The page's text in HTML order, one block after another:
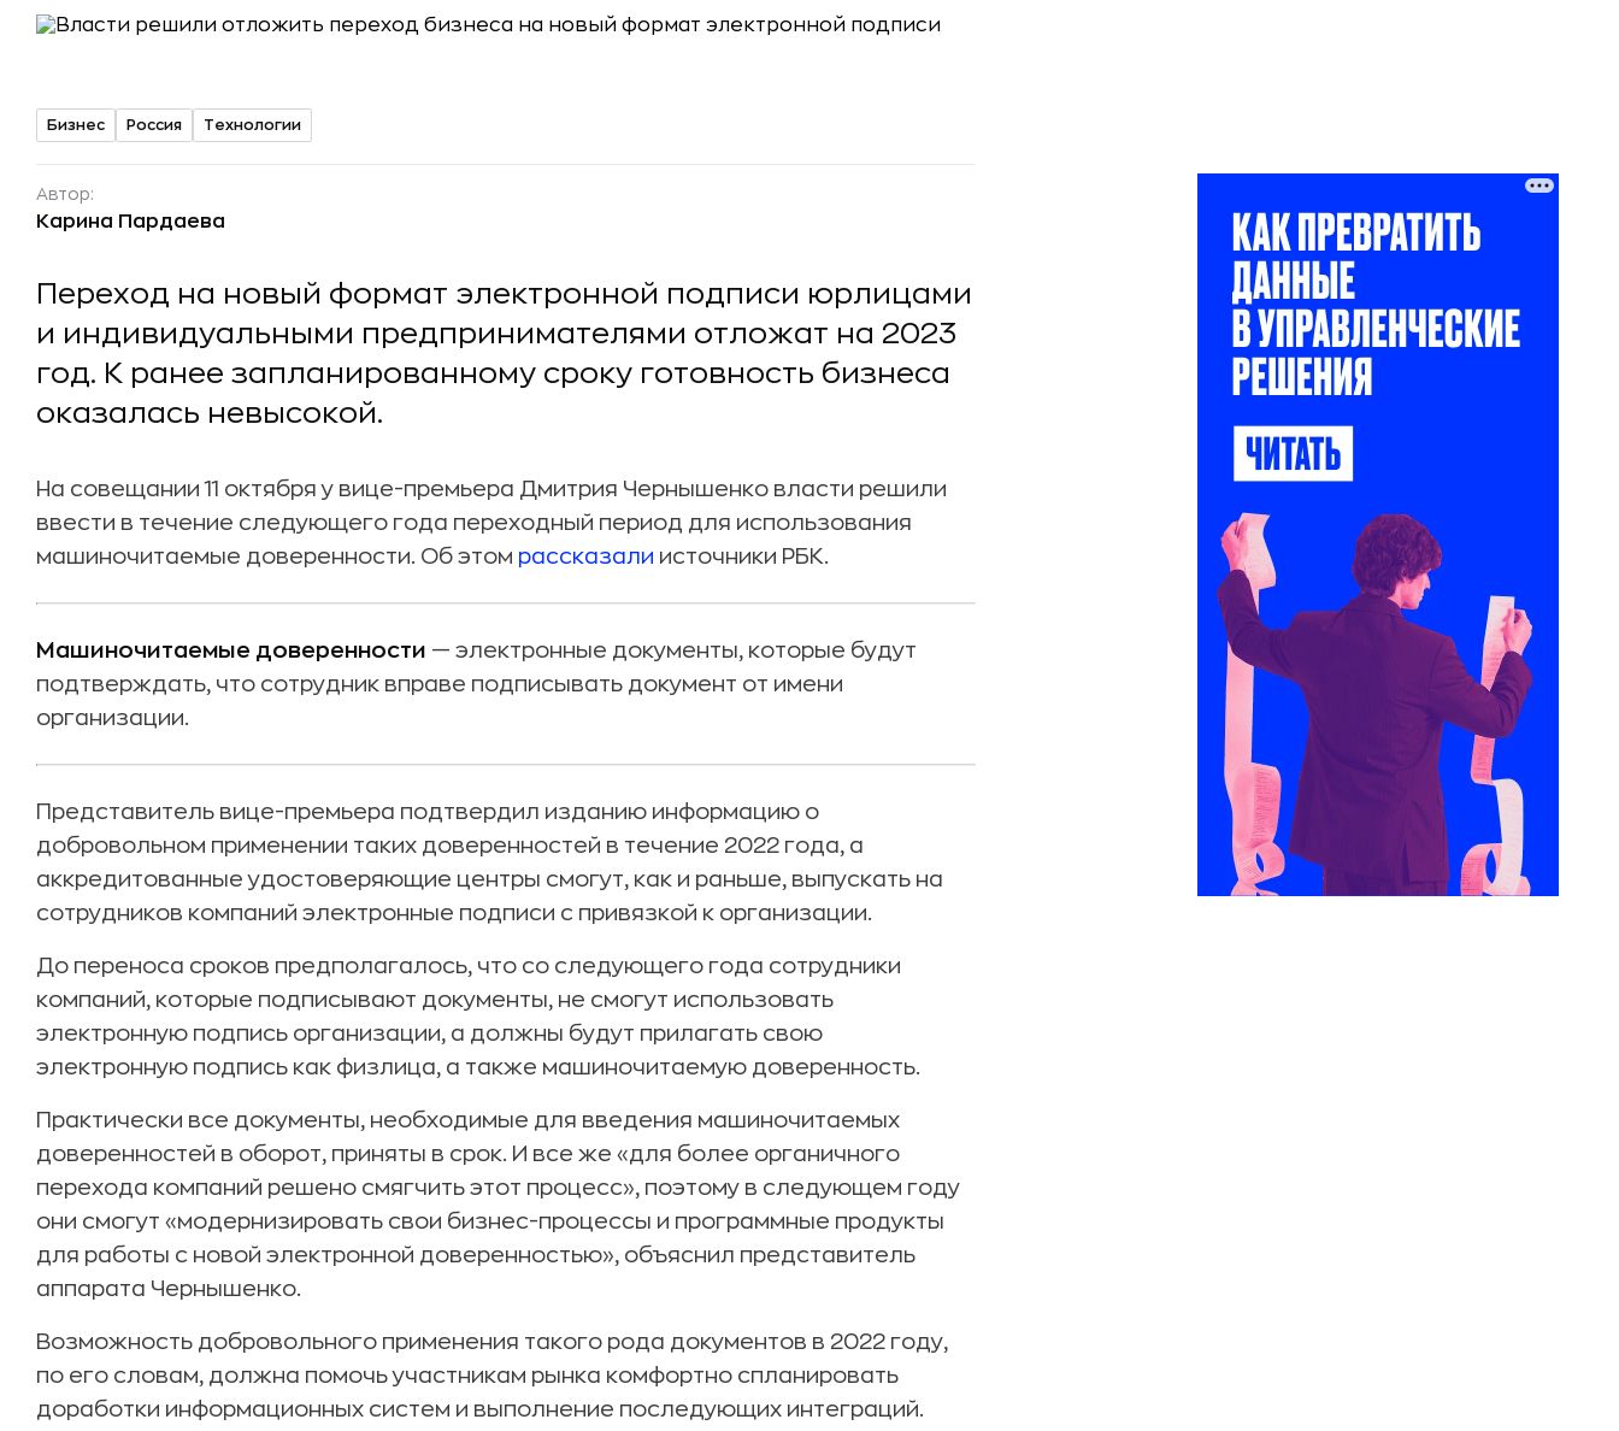
Бизнес Россия Технологии
Автор:
Карина Пардаева
Переход на новый формат электронной подписи юрлицами
и индивидуальными предпринимателями отложат на 2023
год. К ранее запланированному сроку готовность бизнеса
оказалась невысокой.
На совещании 11 октября у вице-премьера Дмитрия Чернышенко власти решили
ввести в течение следующего года переходный период для использования
машиночитаемые доверенности. Об этом рассказали источники РБК.
Машиночитаемые доверенности — электронные документы, которые будут
подтверждать, что сотрудник вправе подписывать документ от имени
организации.
Представитель вице-премьера подтвердил изданию информацию о
добровольном применении таких доверенностей в течение 2022 года, а
аккредитованные удостоверяющие центры смогут, как и раньше, выпускать на
сотрудников компаний электронные подписи с привязкой к организации.
До переноса сроков предполагалось, что со следующего года сотрудники
компаний, которые подписывают документы, не смогут использовать
электронную подпись организации, а должны будут прилагать свою
электронную подпись как физлица, а также машиночитаемую доверенность.
Практически все документы, необходимые для введения машиночитаемых
доверенностей в оборот, приняты в срок. И все же «для более органичного
перехода компаний решено смягчить этот процесс», поэтому в следующем году
они смогут «модернизировать свои бизнес-процессы и программные продукты
для работы с новой электронной доверенностью», объяснил представитель
аппарата Чернышенко.
Возможность добровольного применения такого рода документов в 2022 году,
по его словам, должна помочь участникам рынка комфортно спланировать
доработки информационных систем и выполнение последующих интеграций.